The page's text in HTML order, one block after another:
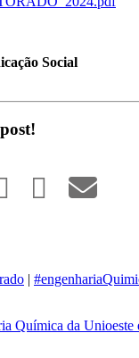
Social
|
Química da Unioeste